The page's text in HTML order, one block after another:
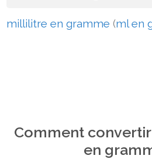
millilitre en gramme (ml en
Comment
en